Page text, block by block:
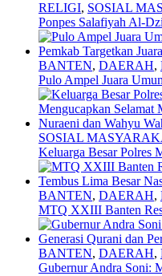
RELIGI, SOSIAL
Ponpes Salafiyah Al-
BANTEN, DAERAH,
Pulo Ampel Juara
SOSIAL
Keluarga Besar Polres
BANTEN, DAERAH,
MTQ XXIII Banten
BANTEN, DAERAH,
Gubernur Andra Soni: